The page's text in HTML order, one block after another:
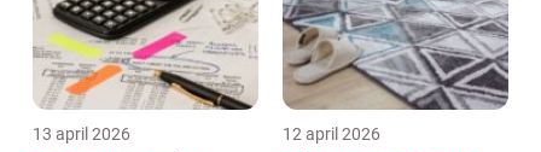
13 april 2026 12 april 2026